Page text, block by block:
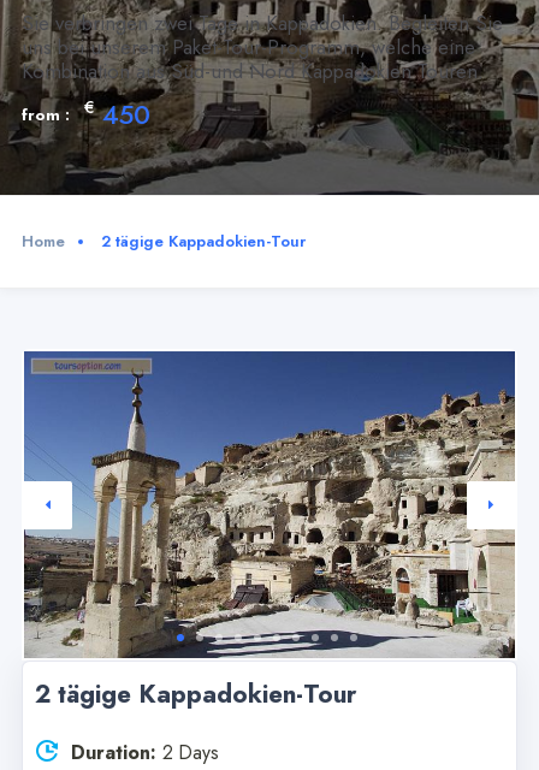
Sie verbringen zwei Tage in Kappadokien. Begleiten Sie
uns bei unserem Paket-Tour-Programm, welche eine
Kombination aus Süd-und Nord Kappadokien Touren.
from : € 450
Home 2 tägige Kappadokien-Tour
2 tägige Kappadokien-Tour
Duration: 2 Days